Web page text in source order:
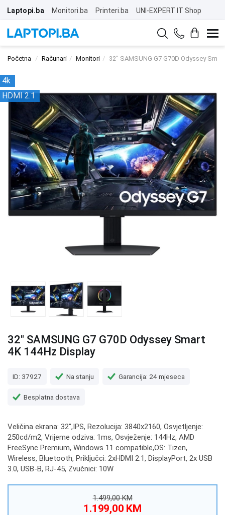
Laptopi.ba Monitori.ba Printeri.ba UNI-EXPERT IT Shop
Početna Računari Monitori 32" SAMSUNG G7 G70D Odyssey
4k
HDMI 2.1
32" SAMSUNG G7 G70D Odyssey Smart
4K 144Hz Display
ID: 37927 Na stanju Garancija: 24 mjeseca
Besplatna dostava
Veličina ekrana: 32",IPS, Rezolucija: 3840x2160, Osvjetljenje:
250cd/m2, Vrijeme odziva: 1ms, Osvježenje: 144Hz, AMD
FreeSync Premium, Windows 11 compatible,OS: Tizen,
Wireless, Bluetooth, Priključci: 2xHDMI 2.1, DisplayPort, 2x USB
3.0, USB-B, RJ-45, Zvučnici: 10W
1.499,00 KM
1.199,00 KM